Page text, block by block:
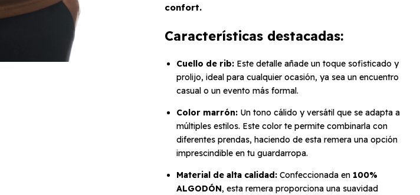
confort.
Características destacadas:
Cuello de rib: Este detalle añade un toque sofisticado y
prolijo, ideal para cualquier ocasión, ya sea un encuentro
casual o un evento más formal.
Color marrón: Un tono cálido y versátil que se adapta a
múltiples estilos. Este color te permite combinarla con
diferentes prendas, haciendo de esta remera una opción
imprescindible en tu guardarropa.
Material de alta calidad: Confeccionada en 100%
ALGODÓN, esta remera proporciona una suavidad